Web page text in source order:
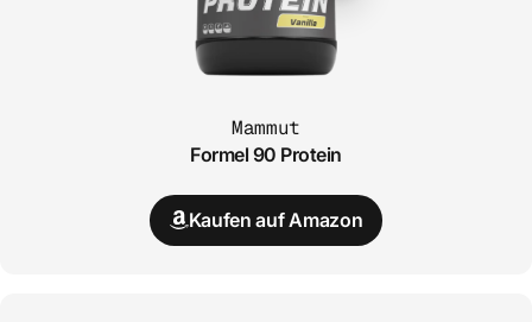
Mammut
Formel 90 Protein
Kaufen auf Amazon